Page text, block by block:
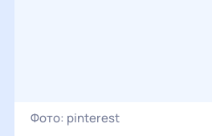
Фото: pinterest